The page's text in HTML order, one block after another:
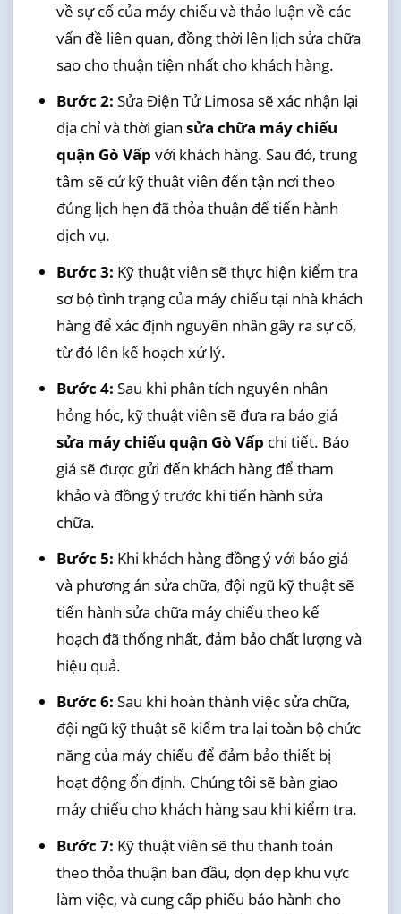
về sự cố của máy chiếu và thảo luận về các
vấn đề liên quan, đồng thời lên lịch sửa chữa
sao cho thuận tiện nhất cho khách hàng.
Bước 2: Sửa Điện Tử Limosa sẽ xác nhận lại
địa chỉ và thời gian sửa chữa máy chiếu
quận Gò Vấp với khách hàng. Sau đó, trung
tâm sẽ cử kỹ thuật viên đến tận nơi theo
đúng lịch hẹn đã thỏa thuận để tiến hành
dịch vụ.
Bước 3: Kỹ thuật viên sẽ thực hiện kiểm tra
sơ bộ tình trạng của máy chiếu tại nhà khách
hàng để xác định nguyên nhân gây ra sự cố,
từ đó lên kế hoạch xử lý.
Bước 4: Sau khi phân tích nguyên nhân
hỏng hóc, kỹ thuật viên sẽ đưa ra báo giá
sửa máy chiếu quận Gò Vấp chi tiết. Báo
giá sẽ được gửi đến khách hàng để tham
khảo và đồng ý trước khi tiến hành sửa
chữa.
Bước 5: Khi khách hàng đồng ý với báo giá
và phương án sửa chữa, đội ngũ kỹ thuật sẽ
tiến hành sửa chữa máy chiếu theo kế
hoạch đã thống nhất, đảm bảo chất lượng và
hiệu quả.
Bước 6: Sau khi hoàn thành việc sửa chữa,
đội ngũ kỹ thuật sẽ kiểm tra lại toàn bộ chức
năng của máy chiếu để đảm bảo thiết bị
hoạt động ổn định. Chúng tôi sẽ bàn giao
máy chiếu cho khách hàng sau khi kiểm tra.
Bước 7: Kỹ thuật viên sẽ thu thanh toán
theo thỏa thuận ban đầu, dọn dẹp khu vực
làm việc, và cung cấp phiếu bảo hành cho